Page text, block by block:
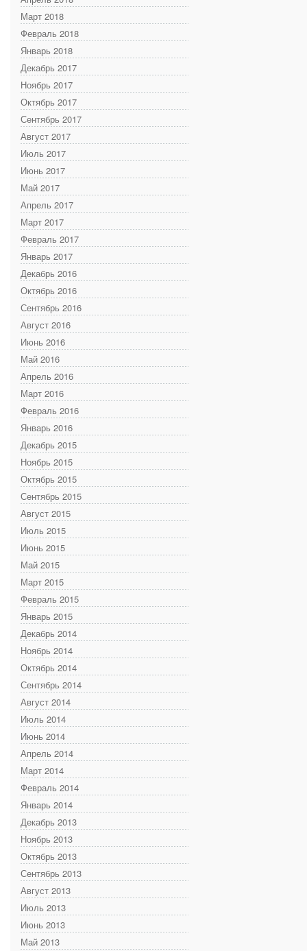
Март 2018
Февраль 2018
Январь 2018
Декабрь 2017
Ноябрь 2017
Октябрь 2017
Сентябрь 2017
Август 2017
Июль 2017
Июнь 2017
Май 2017
Апрель 2017
Март 2017
Февраль 2017
Январь 2017
Декабрь 2016
Октябрь 2016
Сентябрь 2016
Август 2016
Июнь 2016
Май 2016
Апрель 2016
Март 2016
Февраль 2016
Январь 2016
Декабрь 2015
Ноябрь 2015
Октябрь 2015
Сентябрь 2015
Август 2015
Июль 2015
Июнь 2015
Май 2015
Март 2015
Февраль 2015
Январь 2015
Декабрь 2014
Ноябрь 2014
Октябрь 2014
Сентябрь 2014
Август 2014
Июль 2014
Июнь 2014
Апрель 2014
Март 2014
Февраль 2014
Январь 2014
Декабрь 2013
Ноябрь 2013
Октябрь 2013
Сентябрь 2013
Август 2013
Июль 2013
Июнь 2013
Май 2013